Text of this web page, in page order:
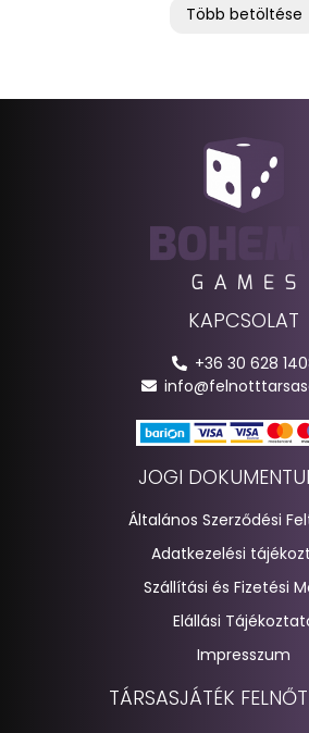
Több betöltése
KAPCSOLAT
+36 30 628
JOGI
Általános Szerződési
Adatkezelési
Szállítási és Fizetési
Elállási
Impresszum
TÁRSASJÁTÉK